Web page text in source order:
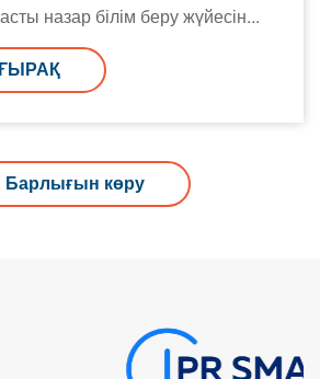
назар білім беру жүйесін...
Барлығын көру